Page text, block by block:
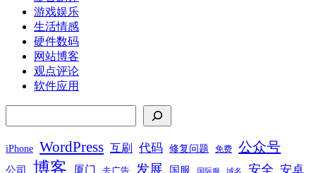
游戏娱乐
生活情感
硬件数码
网站博客
观点评论
软件应用
iPhone WordPress 互刷 代码 修复问题 免费 公众号
公司 博客 厦门 去广告 发展 国服 国际服 域名 安全 安卓